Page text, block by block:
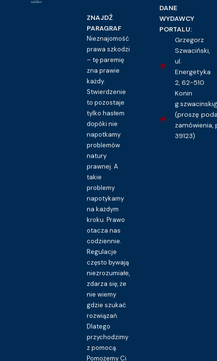
ZNAJDŹ
PARAGRAF
Nieznajomość
prawa szkodzi
– tę paremię
zna prawie
każdy.
Stwierdzenie
to pozostaje
tylko hasłem
dopóki nie
napotkamy
problemów
natury
prawnej. A
takie
problemy
napotykamy
na każdym
kroku. Prawo
otacza nas
codziennie.
Regulacje
często bywają
niezrozumiałe,
zdarza się, że
nie wiemy
gdzie szukać
rozwiązań.
Dlatego
przychodzimy
z pomocą.
Pomożemy Ci
DANE
WYDAWCY
PORTALU:
Grzegorz
Szwaciński,
ul.
Energetyka
2, 62-510
Konin
(proszę
zamówienia,
39123)